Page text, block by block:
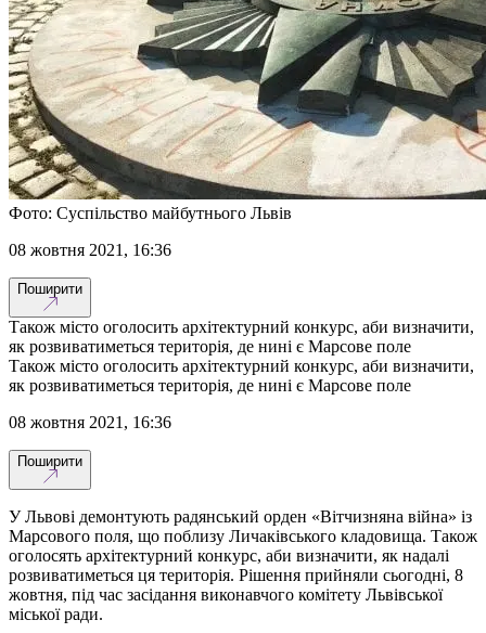
Фото: Суспільство майбутнього Львів
08 жовтня 2021, 16:36
Поширити
Також місто оголосить архітектурний конкурс, аби визначити,
як розвиватиметься територія, де нині є Марсове поле
Також місто оголосить архітектурний конкурс, аби визначити,
як розвиватиметься територія, де нині є Марсове поле
08 жовтня 2021, 16:36
Поширити
У Львові демонтують радянський орден «Вітчизняна війна» із
Марсового поля, що поблизу Личаківського кладовища. Також
оголосять архітектурний конкурс, аби визначити, як надалі
розвиватиметься ця територія. Рішення прийняли сьогодні, 8
жовтня, під час засідання виконавчого комітету Львівської
міської ради.